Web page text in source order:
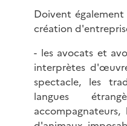
Doivent
création
- les avocats et
interprètes
spectacle, les
langues